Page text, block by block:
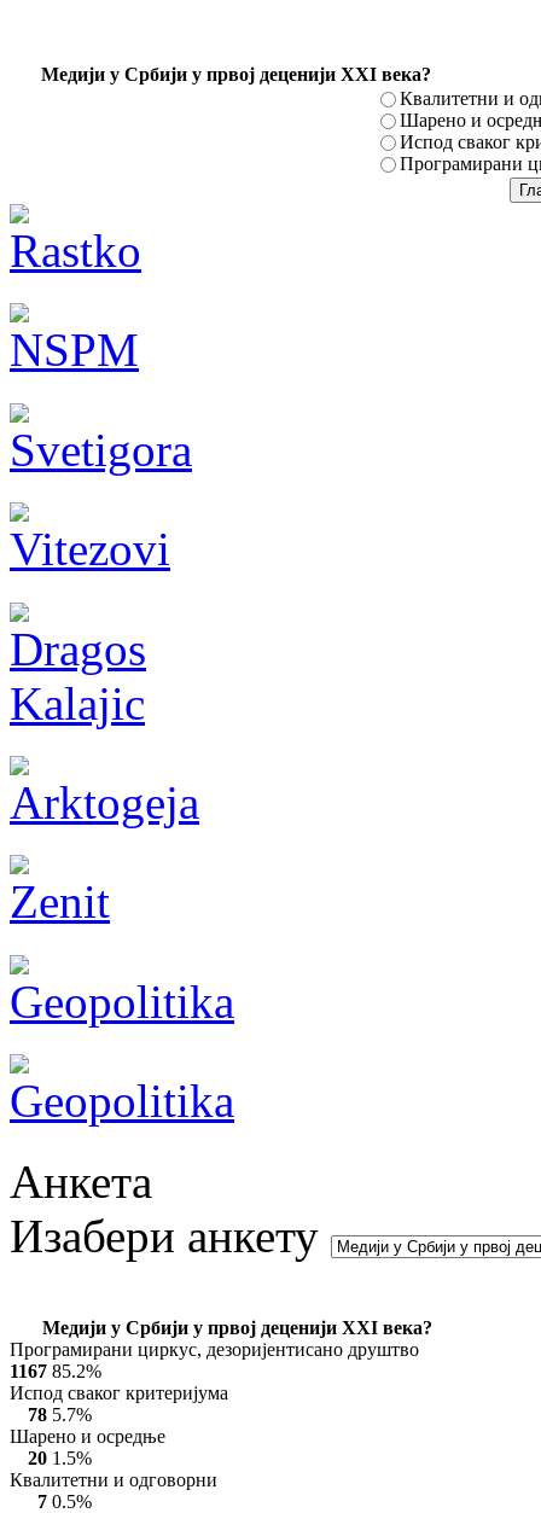
Mедији у Србији у првој деценији XXI века?
Квалитетни и
Шарено и
Испод сваког
Програмирани
Анкета
Изабери анкету
Mедији у Србији у првој деценији XXI века?
Програмирани циркус, дезоријентисано друштво
1167 85.2%
Испод сваког критеријума
78 5.7%
Шарено и осредње
20 1.5%
Квалитетни и одговорни
7 0.5%